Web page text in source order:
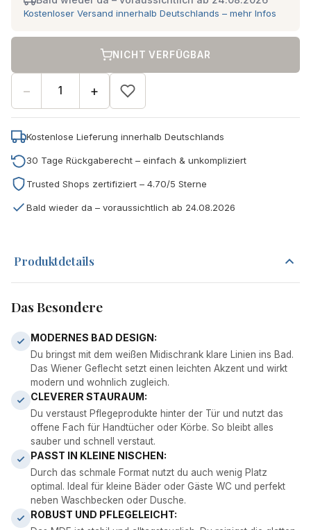
Kostenloser Versand innerhalb Deutschlands – mehr Infos
− +
NICHT VERFÜGBAR
Kostenlose Lieferung innerhalb Deutschlands
30 Tage Rückgaberecht – einfach & unkompliziert
Trusted Shops zertifiziert – 4.70/5 Sterne
Bald wieder da – voraussichtlich ab 24.08.2026
Produktdetails
Das Besondere
MODERNES BAD DESIGN:
Du bringst mit dem weißen Midischrank klare Linien ins Bad.
Das Wiener Geflecht setzt einen leichten Akzent und wirkt
modern und wohnlich zugleich.
CLEVERER STAURAUM:
Du verstaust Pflegeprodukte hinter der Tür und nutzt das
offene Fach für Handtücher oder Körbe. So bleibt alles
sauber und schnell verstaut.
PASST IN KLEINE NISCHEN:
Durch das schmale Format nutzt du auch wenig Platz
optimal. Ideal für kleine Bäder oder Gäste WC und perfekt
neben Waschbecken oder Dusche.
ROBUST UND PFLEGELEICHT: